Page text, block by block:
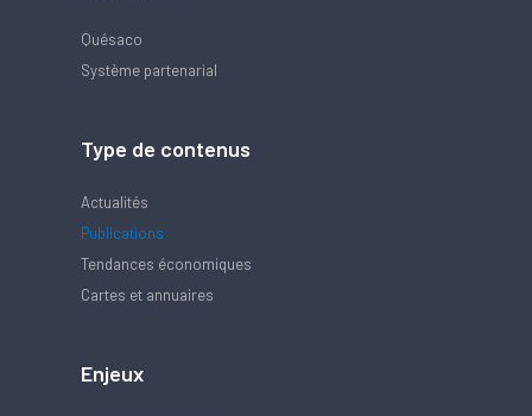
Quésaco
Système partenarial
Type de contenus
Actualités
Publications
Tendances économiques
Cartes et annuaires
Enjeux